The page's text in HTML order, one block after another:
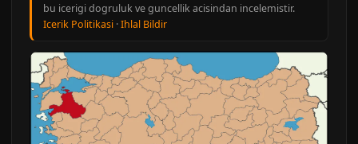
bu icerigi dogruluk ve guncellik acisindan incelemistir.
Icerik Politikasi ·Ihlal Bildir